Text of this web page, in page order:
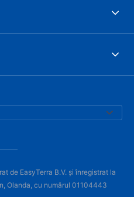
de EasyTerra B.V. și înregistrat la
Olanda, cu numărul 01104443